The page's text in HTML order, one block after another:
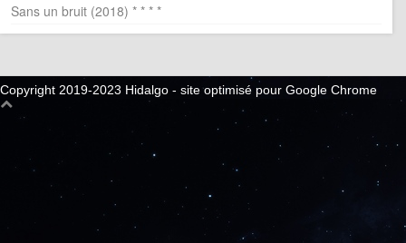
Sans un bruit (2018) * * * *
Copyright 2019-2023 Hidalgo - site optimisé pour Google Chrome